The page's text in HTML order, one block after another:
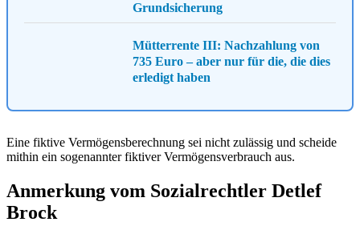
Grundsicherung
Mütterrente III: Nachzahlung von
735 Euro – aber nur für die, die dies
erledigt haben
Eine fiktive Vermögensberechnung sei nicht zulässig und scheide
mithin ein sogenannter fiktiver Vermögensverbrauch aus.
Anmerkung vom Sozialrechtler Detlef
Brock